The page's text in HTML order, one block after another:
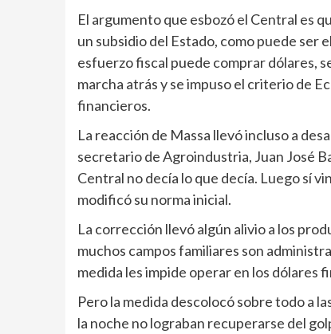
El argumento que esbozó el Central es
un subsidio del Estado, como puede ser
esfuerzo fiscal puede comprar dólares,
marcha atrás y se impuso el criterio de
financieros.
La reacción de Massa llevó incluso a
secretario de Agroindustria, Juan José
Central no decía lo que decía. Luego sí
modificó su norma inicial.
La corrección llevó algún alivio a los
muchos campos familiares son
medida les impide operar en los dólares
Pero la medida descolocó sobre todo a
la noche no lograban recuperarse del